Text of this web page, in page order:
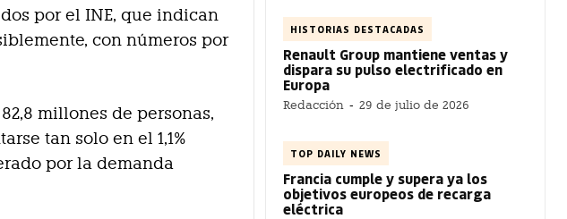
por el INE, que indican
con números por
millones de personas,
tan solo en el 1,1%
por la demanda
HISTORIAS DESTACADAS
Renault Group mantiene ventas y
dispara su pulso electrificado en
Europa
Redacción - 29 de julio de 2026
TOP DAILY NEWS
Francia cumple y supera ya los
objetivos europeos de recarga
eléctrica